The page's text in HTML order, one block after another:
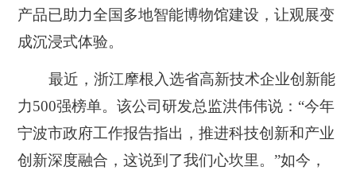
产品已助力全国多地智能博物馆建设，让观展变
成沉浸式体验。
最近，浙江摩根入选省高新技术企业创新能
力500强榜单。该公司研发总监洪伟伟说：“今年
宁波市政府工作报告指出，推进科技创新和产业
创新深度融合，这说到了我们心坎里。”如今，